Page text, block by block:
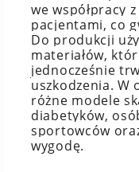
we współpracy
pacjentami, co
Do produkcji
materiałów,
jednocześnie
uszkodzenia. W
różne modele
diabetyków,
sportowców
wygodę.